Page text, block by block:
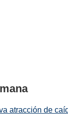
atracción de